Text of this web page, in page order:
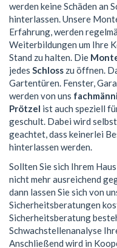
werden keine Schäden an
hinterlassen. Unsere
Erfahrung, werden
Weiterbildungen um Ihre
Stand zu halten. Die
jedes Schloss zu öffnen.
Gartentüren. Fenster,
werden von uns
Prötzel ist auch speziell
geschult. Dabei wird
geachtet, dass keinerlei
hinterlassen werden.
Sollten Sie sich Ihrem
nicht mehr ausreichend
dann lassen Sie sich von
Sicherheitsberatungen
Sicherheitsberatung
Schwachstellenanalyse
Anschließend wird in